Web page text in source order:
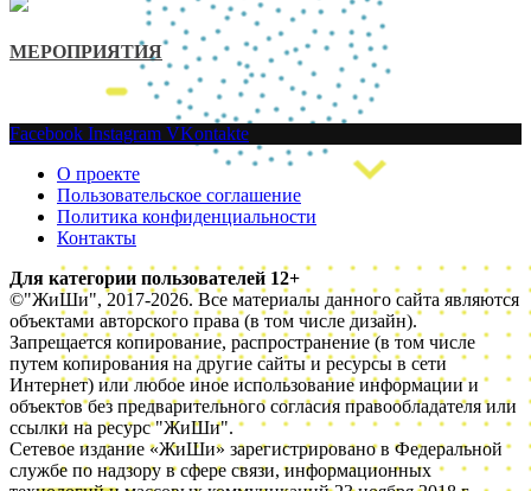
МЕРОПРИЯТИЯ
Facebook Instagram VKontakte
О проекте
Пользовательское соглашение
Политика конфиденциальности
Контакты
Для категории пользователей 12+
©"ЖиШи", 2017-2026. Все материалы данного сайта являются
объектами авторского права (в том числе дизайн).
Запрещается копирование, распространение (в том числе
путем копирования на другие сайты и ресурсы в сети
Интернет) или любое иное использование информации и
объектов без предварительного согласия правообладателя или
ссылки на ресурс "ЖиШи".
Сетевое издание «ЖиШи» зарегистрировано в Федеральной
службе по надзору в сфере связи, информационных